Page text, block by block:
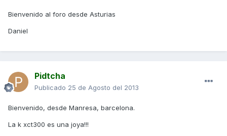
Bienvenido al foro desde Asturias
Daniel
Pidtcha
Publicado 25 de Agosto del 2013
Bienvenido, desde Manresa, barcelona.
La k xct300 es una joya!!!